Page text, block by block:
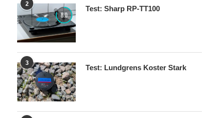
2
8.0
Test: Sharp RP-TT100
3
Test: Lundgrens Koster Stark